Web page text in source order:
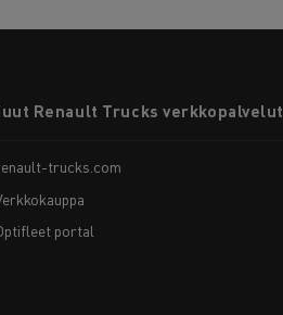
Renault Trucks verkkopalvelut
trucks.com
portal